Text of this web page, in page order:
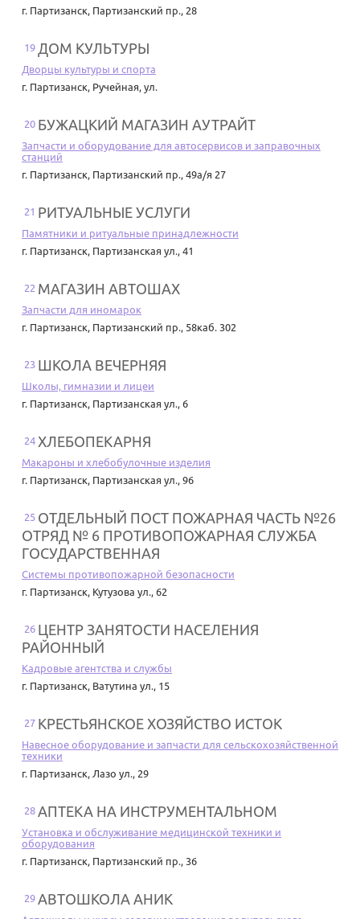
г. Партизанск, Партизанский пр., 28
19 ДОМ КУЛЬТУРЫ
Дворцы культуры и спорта
г. Партизанск, Ручейная, ул.
20 БУЖАЦКИЙ МАГАЗИН АУТРАЙТ
Запчасти и оборудование для автосервисов и заправочных
станций
г. Партизанск, Партизанский пр., 49а/я 27
21 РИТУАЛЬНЫЕ УСЛУГИ
Памятники и ритуальные принадлежности
г. Партизанск, Партизанская ул., 41
22 МАГАЗИН АВТОШАХ
Запчасти для иномарок
г. Партизанск, Партизанский пр., 58каб. 302
23 ШКОЛА ВЕЧЕРНЯЯ
Школы, гимназии и лицеи
г. Партизанск, Партизанская ул., 6
24 ХЛЕБОПЕКАРНЯ
Макароны и хлебобулочные изделия
г. Партизанск, Партизанская ул., 96
25 ОТДЕЛЬНЫЙ ПОСТ ПОЖАРНАЯ ЧАСТЬ №26
ОТРЯД № 6 ПРОТИВОПОЖАРНАЯ СЛУЖБА
ГОСУДАРСТВЕННАЯ
Системы противопожарной безопасности
г. Партизанск, Кутузова ул., 62
26 ЦЕНТР ЗАНЯТОСТИ НАСЕЛЕНИЯ
РАЙОННЫЙ
Кадровые агентства и службы
г. Партизанск, Ватутина ул., 15
27 КРЕСТЬЯНСКОЕ ХОЗЯЙСТВО ИСТОК
Навесное оборудование и запчасти для сельскохозяйственной
техники
г. Партизанск, Лазо ул., 29
28 АПТЕКА НА ИНСТРУМЕНТАЛЬНОМ
Установка и обслуживание медицинской техники и
оборудования
г. Партизанск, Партизанский пр., 36
29 АВТОШКОЛА АНИК